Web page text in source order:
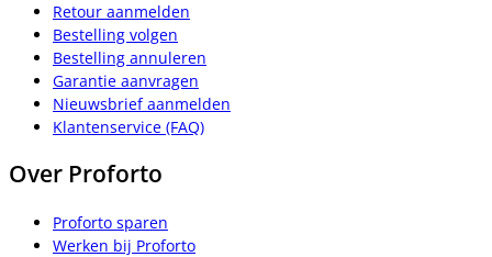
Retour aanmelden
Bestelling volgen
Bestelling annuleren
Garantie aanvragen
Nieuwsbrief aanmelden
Klantenservice (FAQ)
Over Proforto
Proforto sparen
Werken bij Proforto